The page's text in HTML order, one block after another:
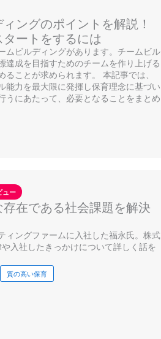
ングのポイントを解説！
ートをするには
ムビルディングがあります。チームビル
達成を目指すためのチームを作り上げる
ことが求められます。 本記事では、
能力を最大限に発揮し保育理念に基づい
うにあたって、必要となることをまとめ
ュー
在である社会課題を解決
ィングファームに入社した福永氏。株式
入社したきっかけについて詳しく話を
質の高い保育